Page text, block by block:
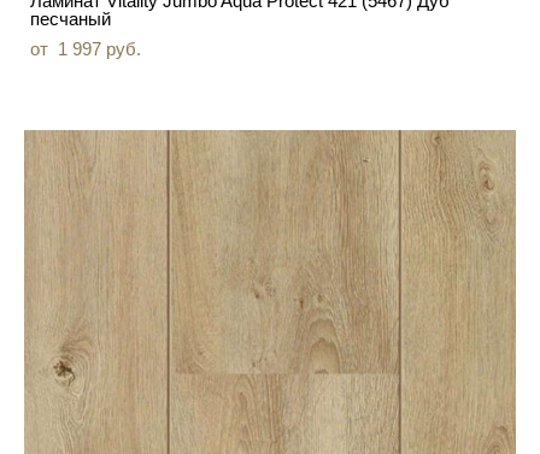
песчаный
от 1 997 pуб.